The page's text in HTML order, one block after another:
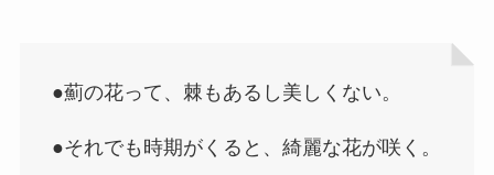
●薊の花って、棘もあるし美しくない。
●それでも時期がくると、綺麗な花が咲く。